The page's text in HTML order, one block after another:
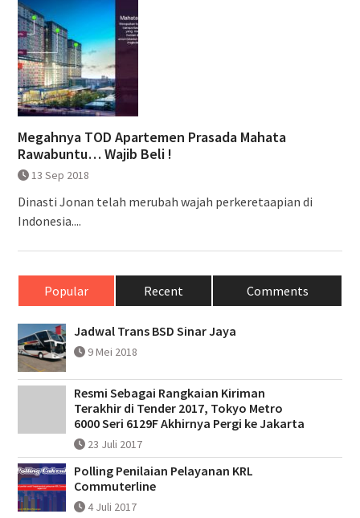
Megahnya TOD Apartemen Prasada Mahata
Rawabuntu… Wajib Beli !
13 Sep 2018
Dinasti Jonan telah merubah wajah perkeretaapian di
Indonesia....
Popular Recent Comments
Jadwal Trans BSD Sinar Jaya
9 Mei 2018
Resmi Sebagai Rangkaian Kiriman
Terakhir di Tender 2017, Tokyo Metro
6000 Seri 6129F Akhirnya Pergi ke Jakarta
23 Juli 2017
Polling Penilaian Pelayanan KRL
Commuterline
4 Juli 2017